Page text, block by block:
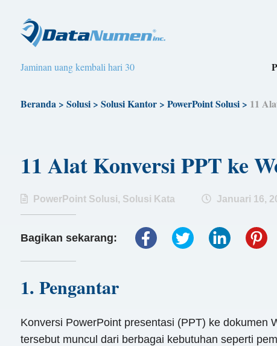
Jaminan uang kembali hari 30
Beranda> Solusi> Solusi Kantor> PowerPoint Solusi> 11
11 Alat Konversi PPT ke
PowerPoint Solusi, Solusi Kata Januari 16,
Bagikan sekarang:
1. Pengantar
Konversi PowerPoint presentasi (PPT) ke dokumen
tersebut muncul dari berbagai kebutuhan seperti